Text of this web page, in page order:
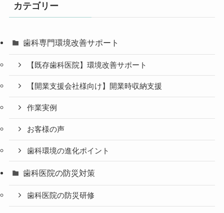
カテゴリー
歯科専門環境改善サポート
【既存歯科医院】環境改善サポート
【開業支援会社様向け】開業時収納支援
作業実例
お客様の声
歯科環境の進化ポイント
歯科医院の防災対策
歯科医院の防災研修